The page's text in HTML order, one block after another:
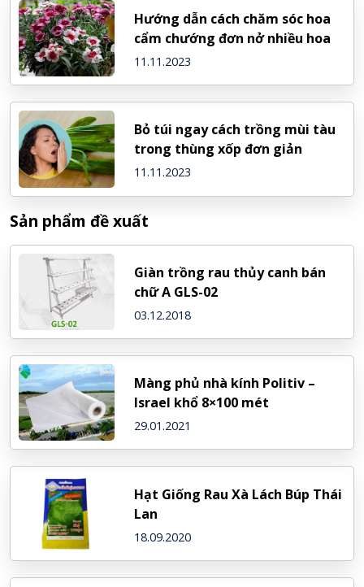
Hướng dẫn cách chăm sóc hoa
cẩm chướng đơn nở nhiều hoa
11.11.2023
Bỏ túi ngay cách trồng mùi tàu
trong thùng xốp đơn giản
11.11.2023
Sản phẩm đề xuất
Giàn trồng rau thủy canh bán
chữ A GLS-02
03.12.2018
Màng phủ nhà kính Politiv –
Israel khổ 8×100 mét
29.01.2021
Hạt Giống Rau Xà Lách Búp Thái
Lan
18.09.2020